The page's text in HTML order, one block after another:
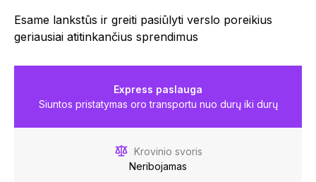
Esame lankstūs ir greiti pasiūlyti verslo poreikius
geriausiai atitinkančius sprendimus
Express paslauga
Siuntos pristatymas oro transportu nuo durų iki durų
Krovinio svoris
Neribojamas